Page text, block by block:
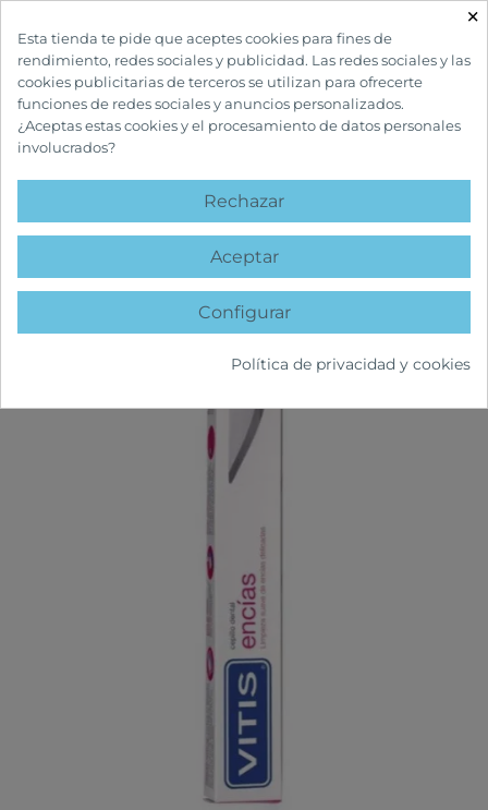
INICIO CUIDADOS BUCALES
favorite
×
Esta tienda te pide que aceptes cookies para fines de
rendimiento, redes sociales y publicidad. Las redes sociales y las
cookies publicitarias de terceros se utilizan para ofrecerte
funciones de redes sociales y anuncios personalizados.
¿Aceptas estas cookies y el procesamiento de datos personales
involucrados?
Rechazar
Aceptar
Configurar
Política de privacidad y cookies